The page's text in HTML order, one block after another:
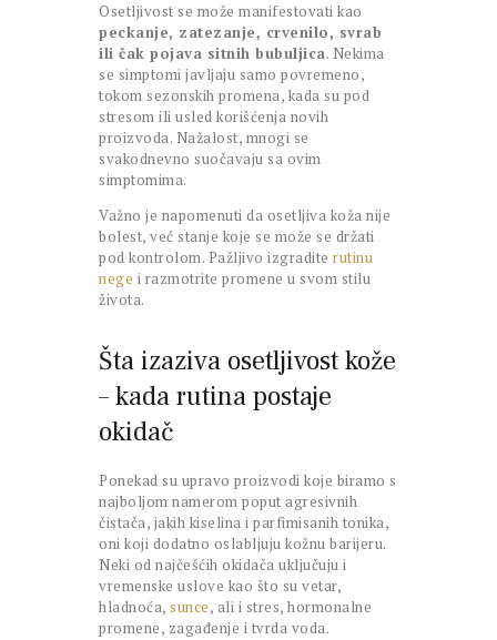
Osetljivost se može manifestovati kao
peckanje, zatezanje, crvenilo, svrab
ili čak pojava sitnih bubuljica. Nekima
se simptomi javljaju samo povremeno,
tokom sezonskih promena, kada su pod
stresom ili usled korišćenja novih
proizvoda. Nažalost, mnogi se
svakodnevno suočavaju sa ovim
simptomima.
Važno je napomenuti da osetljiva koža nije
bolest, već stanje koje se može se držati
pod kontrolom. Pažljivo izgradite rutinu
nege i razmotrite promene u svom stilu
života.
Šta izaziva osetljivost kože
– kada rutina postaje
okidač
Ponekad su upravo proizvodi koje biramo s
najboljom namerom poput agresivnih
čistača, jakih kiselina i parfimisanih tonika,
oni koji dodatno oslabljuju kožnu barijeru.
Neki od najčešćih okidača uključuju i
vremenske uslove kao što su vetar,
hladnoća, sunce, ali i stres, hormonalne
promene, zagađenje i tvrda voda.